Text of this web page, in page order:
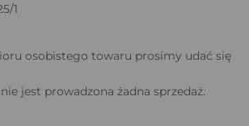
1
osobistego towaru prosimy udać się
jest prowadzona żadna sprzedaż.